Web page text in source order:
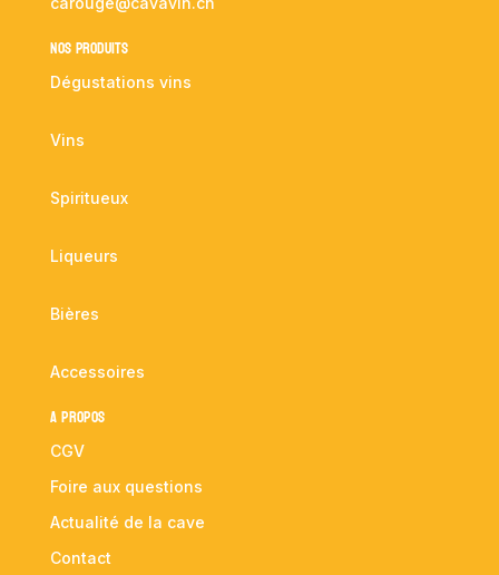
NOS PRODUITS
Dégustations vins
Vins
Spiritueux
Liqueurs
Bières
Accessoires
A propos
CGV
Foire aux questions
Actualité de la cave
Contact